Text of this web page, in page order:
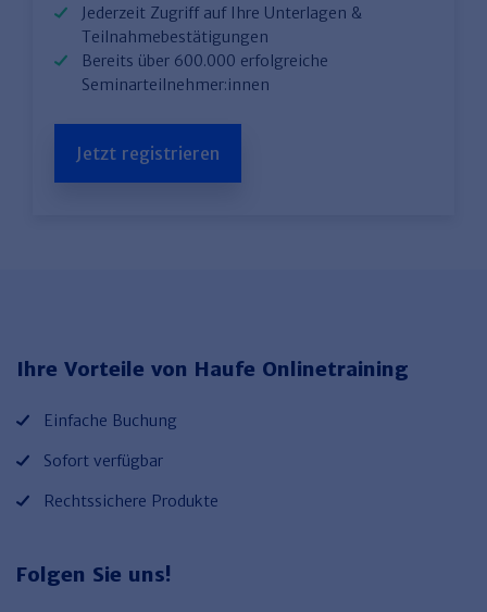
Jederzeit Zugriff auf Ihre Unterlagen &
Teilnahmebestätigungen
Bereits über 600.000 erfolgreiche
Seminarteilnehmer:innen
Jetzt registrieren
Ihre Vorteile von Haufe Onlinetraining
Einfache Buchung
Sofort verfügbar
Rechtssichere Produkte
Folgen Sie uns!